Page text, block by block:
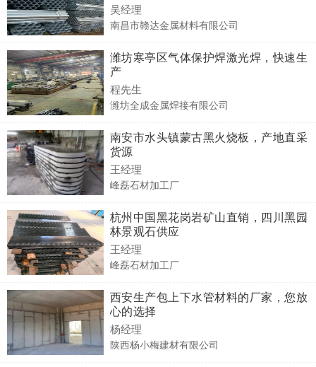
吴经理
南昌市赣达金属材料有限公司
潍坊寒亭区气体保护焊激光焊，快速生
产
程先生
潍坊全成金属焊接有限公司
南安市水头镇蒙古黑火烧板，产地直采
货源
王经理
峰磊石材加工厂
杭州中国黑花岗岩矿山直销，四川黑园
林景观石供应
王经理
峰磊石材加工厂
西安生产包上下水管材料的厂家，您放
心的选择
杨经理
陕西杨小梅建材有限公司